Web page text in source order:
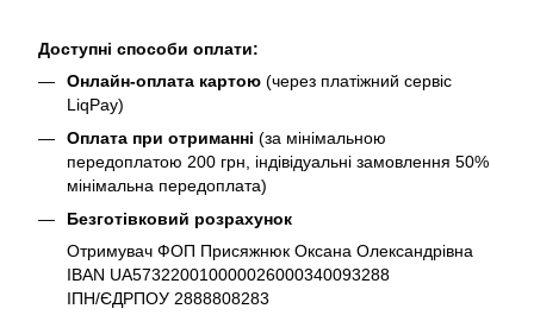
Доступні способи оплати:
Онлайн-оплата картою (через платіжний сервіс
LiqPay)
Оплата при отриманні (за мінімальною
передоплатою 200 грн, індівідуальні замовлення 50%
мінімальна передоплата)
Безготівковий розрахунок
Отримувач ФОП Присяжнюк Оксана Олександрівна
IBAN UA573220010000026000340093288
ІПН/ЄДРПОУ 2888808283